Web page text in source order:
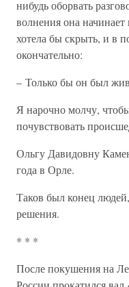
нибудь оборвать
волнения она начинает
хотела бы скрыть, и в
окончательно:
– Только бы он был
Я нарочно молчу,
почувствовать
Ольгу Давидовну
года в Орле.
Таков был конец
решения.
* * *
После покушения на